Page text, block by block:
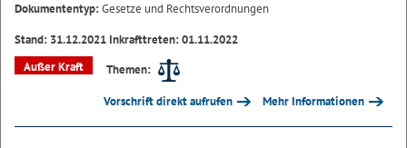
Dokumententyp:Gesetze und Rechtsverordnungen
Stand: 31.12.2021 Inkrafttreten: 01.11.2022
Außer Kraft
Themen:
Vorschrift direkt aufrufen Mehr Informationen